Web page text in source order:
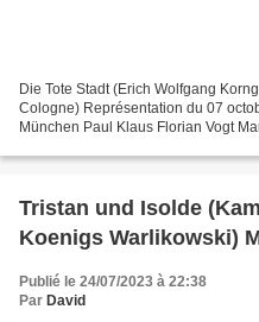
Die Tote Stadt (Erich Wolfgang
Cologne) Représentation du 07
München Paul Klaus Florian Vogt
Tristan und Isolde
Koenigs Warlikowski)
Publié le 24/07/2023 à 22:38
Par David